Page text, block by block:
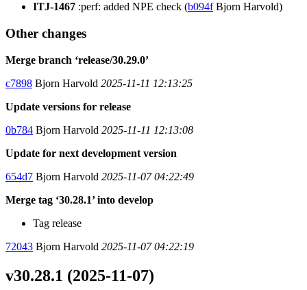
ITJ-1467 :perf: added NPE check (b094fBjorn Harvold)
Other changes
Merge branch ‘release/30.29.0’
c7898 Bjorn Harvold 2025-11-11 12:13:25
Update versions for release
0b784 Bjorn Harvold 2025-11-11 12:13:08
Update for next development version
654d7 Bjorn Harvold 2025-11-07 04:22:49
Merge tag ‘30.28.1’ into develop
Tag release
72043 Bjorn Harvold 2025-11-07 04:22:19
v30.28.1 (2025-11-07)